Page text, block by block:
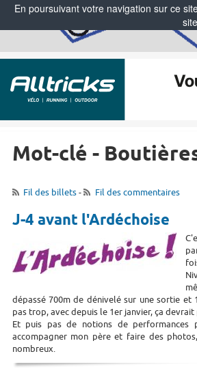
Mot-clé -
Fil des billets- Fil des commentaires
J-4 avant l'Ardéchoise
dépassé 700m de dénivelé sur une sortie et
pas trop, avec depuis le 1er janvier, ça devrait
Et puis pas de notions de performances
accompagner mon père et faire des
nombreux.
En poursuivant votre navigation sur ce